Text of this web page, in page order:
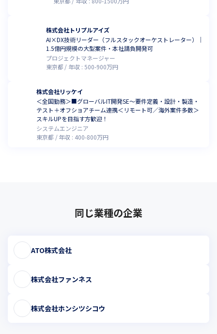
株式会社トリプルアイズ
AI×DX技術リーダー（フルスタックオーケストレーター）｜
1.5億円規模の大型案件・本社請負開発可
プロジェクトマネージャー
東京都
年収 : 500-900万円
株式会社リッケイ
＜全国勤務＞■グローバルIT開発SE～要件定義・設計・製造・
テスト＋オフショアチーム連携＜リモート可／海外案件多数＞
スキルUPを目指す方歓迎！
システムエンジニア
東京都
年収 : 400-800万円
同じ業種の企業
ATO株式会社
株式会社ファンネス
株式会社ホンシツシコウ